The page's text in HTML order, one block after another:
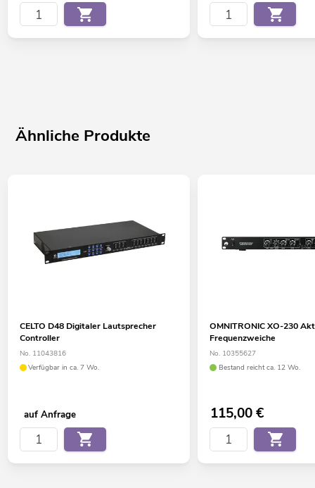
Firmware update-fähig
Kompatibel mit Win XP, Win Vista, Win 7, Win 10, OS X 10,5
Ähnliche Produkte
CELTO D48 Digitaler Lautsprecher
Controller
No. 11043816
Verfügbar in ca. 7 Wo.
auf Anfrage
OMNITRONIC XO-230
Frequenzweiche
No. 10355627
Bestand reicht ca. 12 Wo.
115,00€